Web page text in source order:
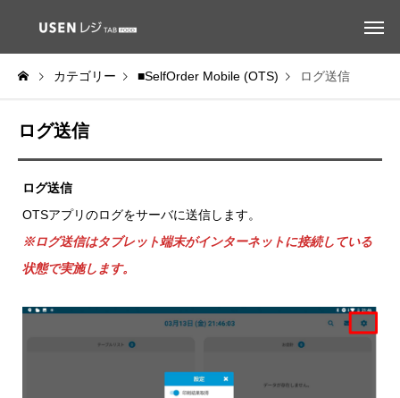
カテゴリー ■SelfOrder Mobile (OTS) ログ送信
ログ送信
ログ送信
OTSアプリのログをサーバに送信します。
※ログ送信はタブレット端末がインターネットに接続している
状態で実施します。